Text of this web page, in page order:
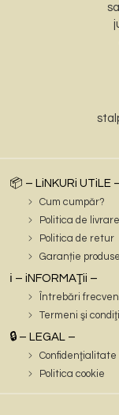
📦 – LiNKURi UTiLE
Cum cumpăr?
Politica de livrare
Politica de retur
Garanție produse
ℹ️ – iNFORMAŢii –
Întrebări
Termeni şi
🔒 – LEGAL –
Confidenţialitate
Politica cookie